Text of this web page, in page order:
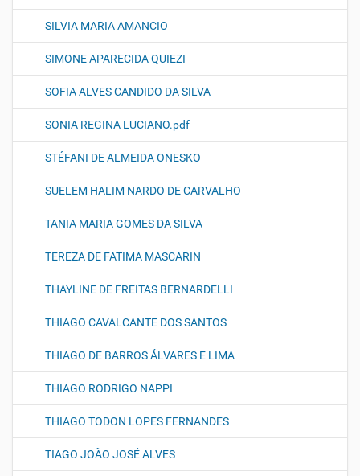
SILVIA MARIA AMANCIO
SIMONE APARECIDA QUIEZI
SOFIA ALVES CANDIDO DA SILVA
SONIA REGINA LUCIANO.pdf
STÉFANI DE ALMEIDA ONESKO
SUELEM HALIM NARDO DE CARVALHO
TANIA MARIA GOMES DA SILVA
TEREZA DE FATIMA MASCARIN
THAYLINE DE FREITAS BERNARDELLI
THIAGO CAVALCANTE DOS SANTOS
THIAGO DE BARROS ÁLVARES E LIMA
THIAGO RODRIGO NAPPI
THIAGO TODON LOPES FERNANDES
TIAGO JOÃO JOSÉ ALVES